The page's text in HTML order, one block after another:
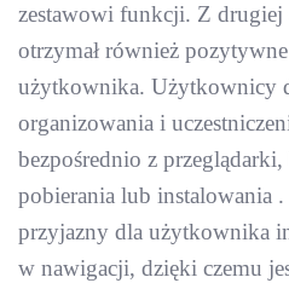
zestawowi funkcji. Z
otrzymał również
użytkownika. Użytkownicy
organizowania i
bezpośrednio z
pobierania lub instalowania
przyjazny dla użytkownika
w nawigacji, dzięki czemu